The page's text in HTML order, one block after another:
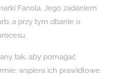
Fanola. Jego zadaniem
a przy tym dbanie o
tak, aby pomagać
wspiera ich prawidłowe